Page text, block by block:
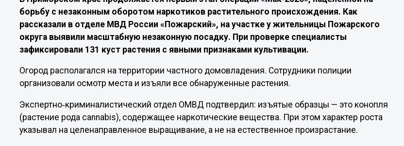
борьбу с незаконным оборотом наркотиков растительного происхождения. Как
рассказали в отделе МВД России «Пожарский», на участке у жительницы Пожарского
округа выявили масштабную незаконную посадку. При проверке специалисты
зафиксировали 131 куст растения с явными признаками культивации.
Огород располагался на территории частного домовладения. Сотрудники полиции
организовали осмотр места и изъяли все обнаруженные растения.
Экспертно‑криминалистический отдел ОМВД подтвердил: изъятые образцы — это конопля
(растение рода cannabis), содержащее наркотические вещества. При этом характер роста
указывал на целенаправленное выращивание, а не на естественное произрастание.